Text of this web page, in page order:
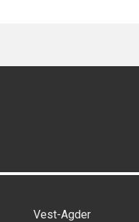
Vest-Agder